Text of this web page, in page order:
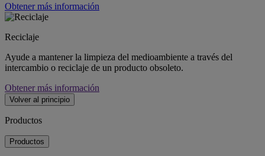
Obtener más información
Reciclaje
Ayude a mantener la limpieza del medioambiente a través del
intercambio o reciclaje de un producto obsoleto.
Obtener más información
Volver al principio
Productos
Productos